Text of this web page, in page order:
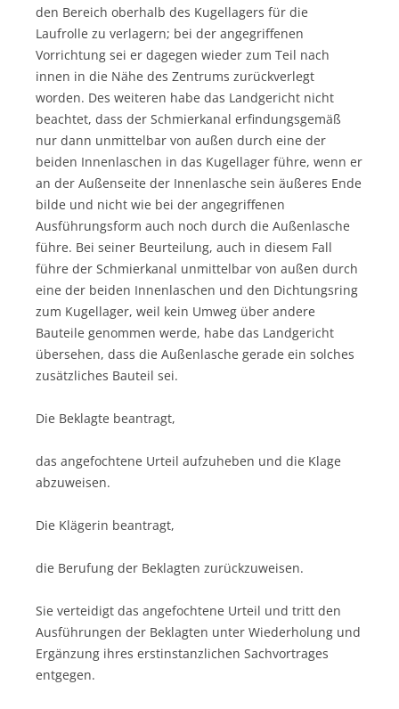
den Bereich oberhalb des Kugellagers für die
Laufrolle zu verlagern; bei der angegriffenen
Vorrichtung sei er dagegen wieder zum Teil nach
innen in die Nähe des Zentrums zurückverlegt
worden. Des weiteren habe das Landgericht nicht
beachtet, dass der Schmierkanal erfindungsgemäß
nur dann unmittelbar von außen durch eine der
beiden Innenlaschen in das Kugellager führe, wenn er
an der Außenseite der Innenlasche sein äußeres Ende
bilde und nicht wie bei der angegriffenen
Ausführungsform auch noch durch die Außenlasche
führe. Bei seiner Beurteilung, auch in diesem Fall
führe der Schmierkanal unmittelbar von außen durch
eine der beiden Innenlaschen und den Dichtungsring
zum Kugellager, weil kein Umweg über andere
Bauteile genommen werde, habe das Landgericht
übersehen, dass die Außenlasche gerade ein solches
zusätzliches Bauteil sei.
Die Beklagte beantragt,
das angefochtene Urteil aufzuheben und die Klage
abzuweisen.
Die Klägerin beantragt,
die Berufung der Beklagten zurückzuweisen.
Sie verteidigt das angefochtene Urteil und tritt den
Ausführungen der Beklagten unter Wiederholung und
Ergänzung ihres erstinstanzlichen Sachvortrages
entgegen.